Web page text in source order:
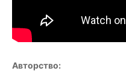
Авторство: